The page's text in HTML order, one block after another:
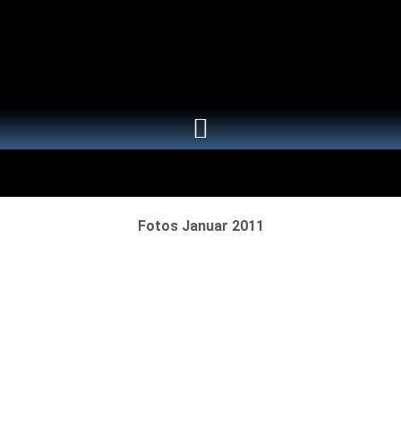
Fotos Januar 2011